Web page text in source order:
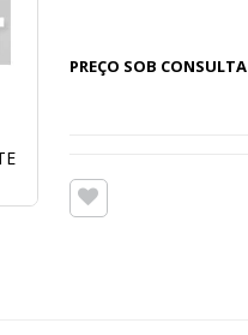
PREÇO SOB CONSULTA